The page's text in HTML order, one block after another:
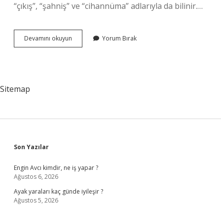
“çıkış”, “şahniş” ve “cihannüma” adlarıyla da bilinir.…
Devamını okuyun
Ne
Yorum Bırak
Sitemap
Sidebar
Son Yazılar
Engin Avcı kimdir, ne iş yapar ?
Ağustos 6, 2026
Ayak yaraları kaç günde iyileşir ?
Ağustos 5, 2026